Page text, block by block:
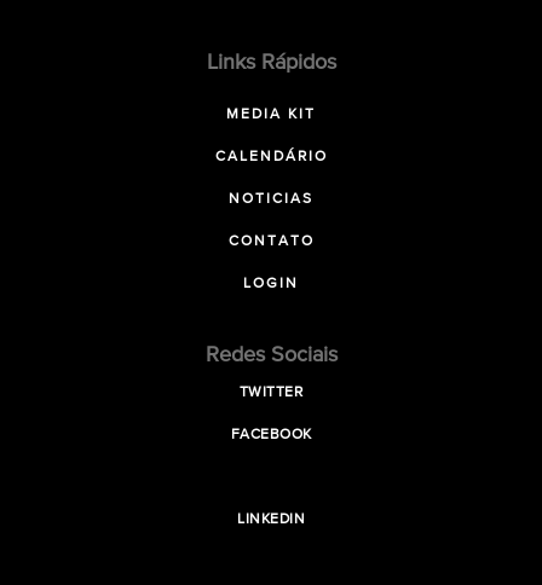
Links Rápidos
MEDIA KIT
CALENDÁRIO
NOTICIAS
CONTATO
LOGIN
Redes Sociais
TWITTER
FACEBOOK
LINKEDIN